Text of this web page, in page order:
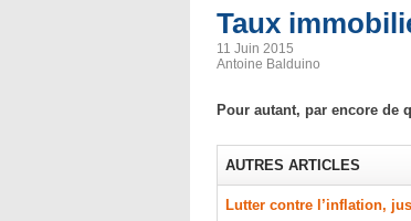
Taux
11 Juin 2015
Antoine Balduino
Pour autant, par encore de
AUTRES ARTICLES
Lutter contre l’inflation,